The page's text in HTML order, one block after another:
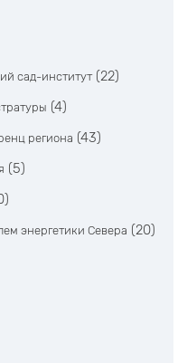
сад-институт (22)
(4)
региона (43)
(5)
энергетики Севера (20)